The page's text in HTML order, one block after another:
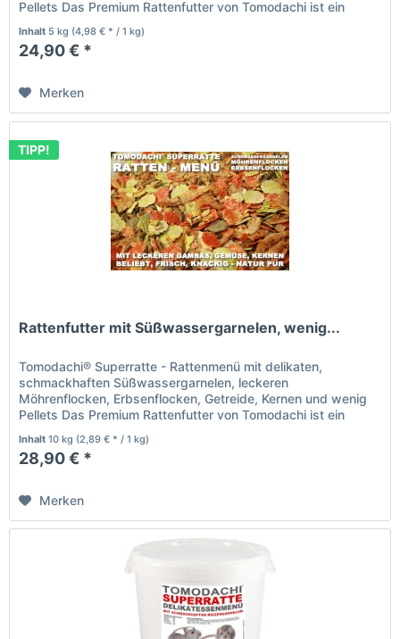
Pellets Das Premium Rattenfutter von Tomodachi ist ein
Inhalt 5 kg (4,98 € * / 1 kg)
24,90 € *
Merken
TIPP!
Rattenfutter mit Süßwassergarnelen, wenig...
Tomodachi® Superratte - Rattenmenü mit delikaten,
schmackhaften Süßwassergarnelen, leckeren
Möhrenflocken, Erbsenflocken, Getreide, Kernen und wenig
Pellets Das Premium Rattenfutter von Tomodachi ist ein
Inhalt10 kg (2,89 € * / 1 kg)
28,90 € *
Merken